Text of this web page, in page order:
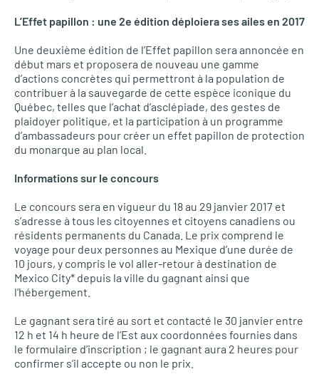
L’Effet papillon : une 2e édition déploiera ses ailes en 2017
Une deuxième édition de l’Effet papillon sera annoncée en
début mars et proposera de nouveau une gamme
d’actions concrètes qui permettront à la population de
contribuer à la sauvegarde de cette espèce iconique du
Québec, telles que l’achat d’asclépiade, des gestes de
plaidoyer politique, et la participation à un programme
d’ambassadeurs pour créer un effet papillon de protection
du monarque au plan local.
Informations sur le concours
Le concours sera en vigueur du 18 au 29 janvier 2017 et
s’adresse à tous les citoyennes et citoyens canadiens ou
résidents permanents du Canada. Le prix comprend le
voyage pour deux personnes au Mexique d’une durée de
10 jours, y compris le vol aller-retour à destination de
Mexico City* depuis la ville du gagnant ainsi que
l’hébergement.
Le gagnant sera tiré au sort et contacté le 30 janvier entre
12 h et 14 h heure de l’Est aux coordonnées fournies dans
le formulaire d’inscription ; le gagnant aura 2 heures pour
confirmer s’il accepte ou non le prix.